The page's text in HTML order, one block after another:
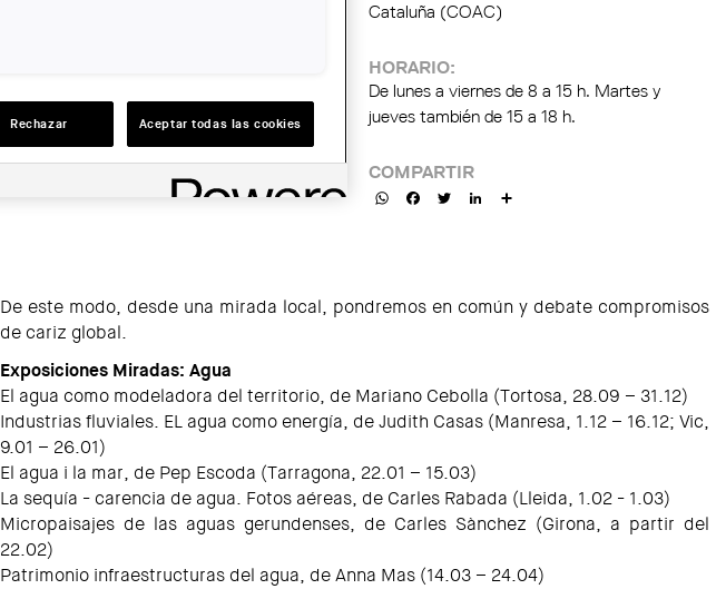
Cataluña (COAC)
HORARIO:
De lunes a viernes de 8 a 15 h. Martes y
jueves también de 15 a 18 h.
COMPARTIR
WhatsAppFacebookTwitterLinkedIn
De este modo, desde una mirada local, pondremos en común y debate compromisos
de cariz global.
Exposiciones Miradas: Agua
El agua como modeladora del territorio, de Mariano Cebolla (Tortosa, 28.09 – 31.12)
Industrias fluviales. EL agua como energía, de Judith Casas (Manresa, 1.12 – 16.12; Vic,
9.01 – 26.01)
El agua i la mar, de Pep Escoda (Tarragona, 22.01 – 15.03)
La sequía - carencia de agua. Fotos aéreas, de Carles Rabada (Lleida, 1.02 - 1.03)
Micropaisajes de las aguas gerundenses, de Carles Sànchez (Girona, a partir del
22.02)
Patrimonio infraestructuras del agua, de Anna Mas (14.03 – 24.04)
Rechazar Aceptar todas las cookies